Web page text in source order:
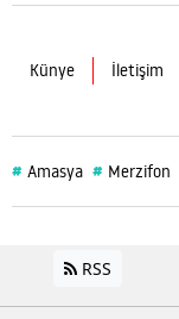
Künye İletişim
# Amasya # Merzifon
RSS